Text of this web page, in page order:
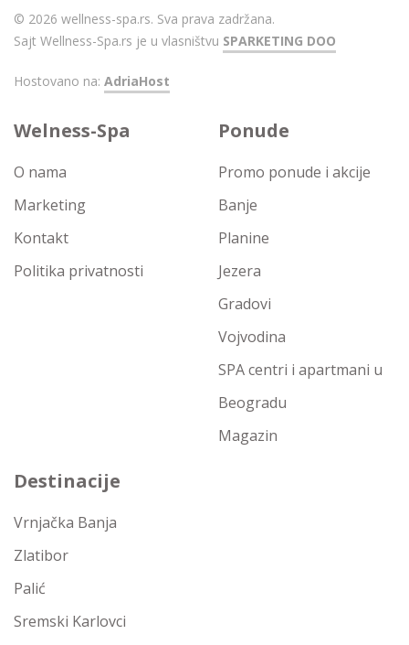
© 2026 wellness-spa.rs. Sva prava zadržana.
Sajt Wellness-Spa.rs je u vlasništvu SPARKETING DOO
Hostovano na: AdriaHost
Welness-Spa
O nama
Marketing
Kontakt
Politika privatnosti
Ponude
Promo ponude i akcije
Banje
Planine
Jezera
Gradovi
Vojvodina
SPA centri i apartmani u
Beogradu
Magazin
Destinacije
Vrnjačka Banja
Zlatibor
Palić
Sremski Karlovci